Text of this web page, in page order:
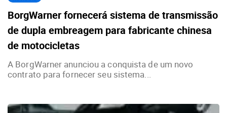
BorgWarner fornecerá sistema de transmissão
de dupla embreagem para fabricante chinesa
de motocicletas
A BorgWarner anunciou a conquista de um novo
contrato para fornecer seu sistema...